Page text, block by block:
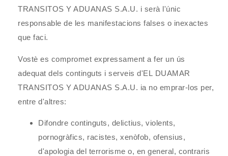
TRANSITOS Y ADUANAS S.A.U. i serà l'únic
responsable de les manifestacions falses o inexactes
que faci.
Vostè es compromet expressament a fer un ús
adequat dels continguts i serveis d'EL DUAMAR
TRANSITOS Y ADUANAS S.A.U. ia no emprar-los per,
entre d'altres:
Difondre continguts, delictius, violents,
pornogràfics, racistes, xenòfob, ofensius,
d'apologia del terrorisme o, en general, contraris